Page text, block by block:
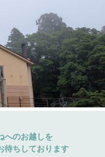
へのお越しを
待ちしております